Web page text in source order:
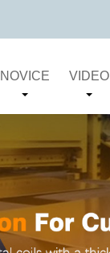
NOVICE VIDEO